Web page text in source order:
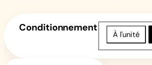
Conditionnement
À l'unité